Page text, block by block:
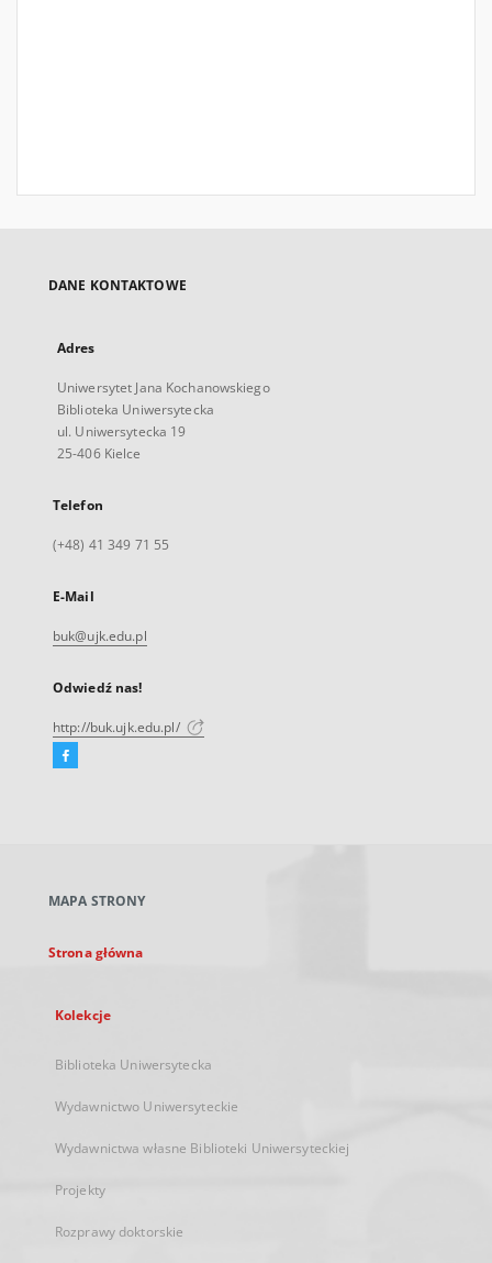
DANE KONTAKTOWE
Adres
Uniwersytet Jana Kochanowskiego
Biblioteka Uniwersytecka
ul. Uniwersytecka 19
25-406 Kielce
Telefon
(+48) 41 349 71 55
E-Mail
buk@ujk.edu.pl
Odwiedź nas!
http://buk.ujk.edu.pl/
Facebook
karcie
MAPA STRONY
Strona główna
Kolekcje
Biblioteka Uniwersytecka
Wydawnictwo Uniwersyteckie
Wydawnictwa własne Biblioteki Uniwersyteckiej
Projekty
Rozprawy doktorskie